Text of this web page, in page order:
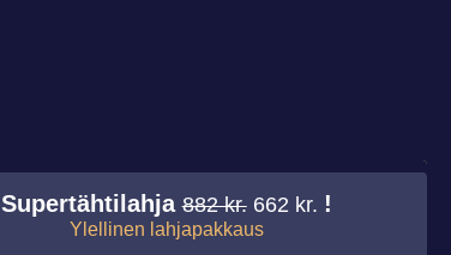
Supertähtilahja882 kr. 662 kr. !
Ylellinen lahjapakkaus